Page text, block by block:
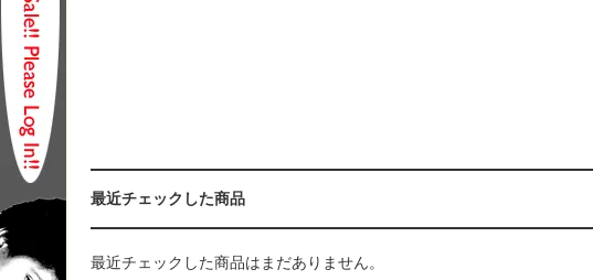
最近チェックした商品
最近チェックした商品はまだありません。